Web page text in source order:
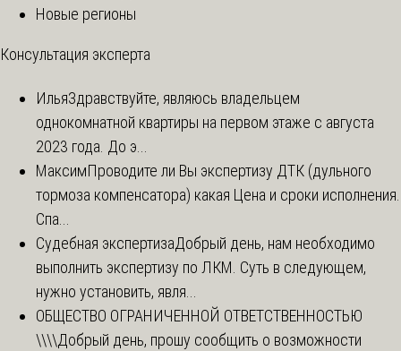
Новые регионы
Консультация эксперта
ИльяЗдравствуйте, являюсь владельцем
однокомнатной квартиры на первом этаже с августа
2023 года. До э...
МаксимПроводите ли Вы экспертизу ДТК (дульного
тормоза компенсатора) какая Цена и сроки исполнения.
Спа...
Судебная экспертизаДобрый день, нам необходимо
выполнить экспертизу по ЛКМ. Суть в следующем,
нужно установить, явля...
ОБЩЕСТВО ОГРАНИЧЕННОЙ ОТВЕТСТВЕННОСТЬЮ
\\\\Добрый день, прошу сообщить о возможности